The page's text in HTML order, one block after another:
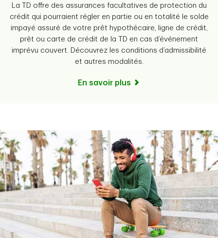
La TD offre des assurances facultatives de protection du
crédit qui pourraient régler en partie ou en totalité le solde
impayé assuré de votre prêt hypothécaire, ligne de crédit,
prêt ou carte de crédit de la TD en cas d’événement
imprévu couvert. Découvrez les conditions d’admissibilité
et autres modalités.
En savoir plus